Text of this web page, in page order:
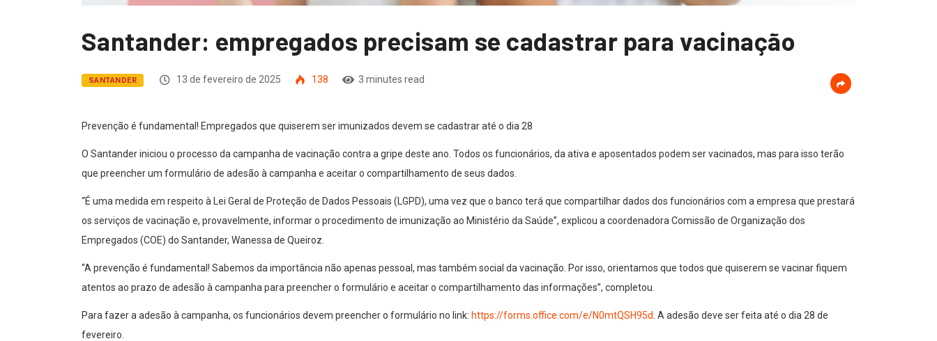
Santander: empregados precisam se cadastrar para vacinação
SANTANDER 13 de fevereiro de 2025 138 3 minutes read
Prevenção é fundamental! Empregados que quiserem ser imunizados devem se cadastrar até o dia 28
O Santander iniciou o processo da campanha de vacinação contra a gripe deste ano. Todos os funcionários, da ativa e aposentados podem ser vacinados, mas para isso terão
que preencher um formulário de adesão à campanha e aceitar o compartilhamento de seus dados.
“É uma medida em respeito à Lei Geral de Proteção de Dados Pessoais (LGPD), uma vez que o banco terá que compartilhar dados dos funcionários com a empresa que prestará
os serviços de vacinação e, provavelmente, informar o procedimento de imunização ao Ministério da Saúde”, explicou a coordenadora Comissão de Organização dos
Empregados (COE) do Santander, Wanessa de Queiroz.
“A prevenção é fundamental! Sabemos da importância não apenas pessoal, mas também social da vacinação. Por isso, orientamos que todos que quiserem se vacinar fiquem
atentos ao prazo de adesão à campanha para preencher o formulário e aceitar o compartilhamento das informações”, completou.
Para fazer a adesão à campanha, os funcionários devem preencher o formulário no link: https://forms.office.com/e/N0mtQSH95d . A adesão deve ser feita até o dia 28 de
fevereiro.